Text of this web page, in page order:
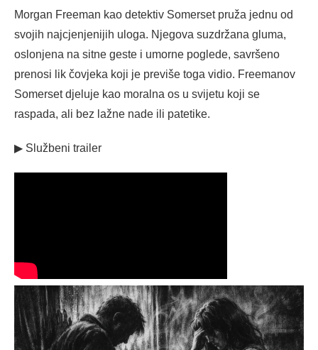
Morgan Freeman kao detektiv Somerset pruža jednu od
svojih najcjenjenijih uloga. Njegova suzdržana gluma,
oslonjena na sitne geste i umorne poglede, savršeno
prenosi lik čovjeka koji je previše toga vidio. Freemanov
Somerset djeluje kao moralna os u svijetu koji se
raspada, ali bez lažne nade ili patetike.
▶ Službeni trailer